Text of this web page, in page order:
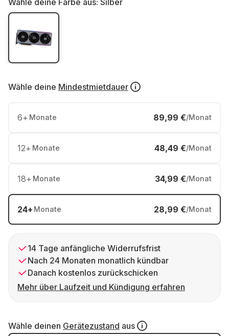
Wähle deine Farbe aus: Silber
Wähle deine Mindestmietdauer
6+ Monate 89,99 €/Monat
12+ Monate 48,49 €/Monat
18+ Monate 34,99 €/Monat
24+ Monate 28,99 €/Monat
14 Tage anfängliche Widerrufsfrist
Nach 24 Monaten monatlich kündbar
Danach kostenlos zurückschicken
Mehr über Laufzeit und Kündigung erfahren
Wähle deinen Gerätezustand aus